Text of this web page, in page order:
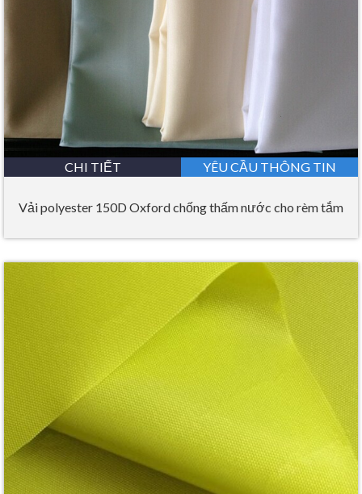
CHI TIẾT YÊU CẦU THÔNG TIN
Vải polyester 150D Oxford chống thấm nước cho rèm tắm